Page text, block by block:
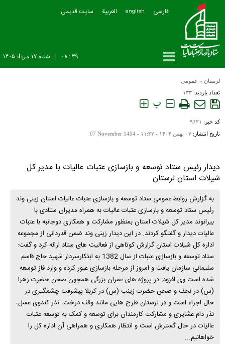
فارسی english العربیة سایت قدیمی
شنبه ۱۷ مرداد ۱۴۰۵ ۴۹ : ۰۸
لرستان » عمومی
تعداد بازدید: ۱۳۳
پ
کد خبر: ۹۶۲۱
تاریخ انتشار: ۰۷ بهمن ۱۴۰۴ - ۱۱:۳۲ - 07 November 1404
دیدار رئیس ستاد توسعه و بازسازی عتبات عالیات با مدیر کل
شیلات استان لرستان
به گزارش روابط عمومی ستاد توسعه و بازسازی عتبات عالیات استان زینی وند
رئیس ستاد توسعه و بازسازی عتبات عالیات به همراه مدیران ستادی با
بیرانوند مدیر کل شیلات استان بمنظور مشارکت و همکاری دوجانبه با عتبات
عالیات دیدار و گفتگو کردند. در این دیدار زینی وند ضمن قدردانی از مجموعه
اداره کل شیلات استان گزارش کوتاهی از فعالیت های ستاد ارائه کرد و گفت:
ستاد توسعه و بازسازی عتبات از سال 1382 به ابتکارسردار شهید حاج قاسم
سلیمانی سازمان یافت و امروز از مرحله بازسازی عبور کرده و وارد فاز توسعه
شده است وی افزود: در پروژه های عمران بزرگی همچون صحن حضرت زهرا
(س) در نجف و صحن حضرت زینب (س) در کربلا پیشرفت چشمگیری در
حال اجراء است و در لرستان طرح هایی مانند وقف درخت، نذر کندوی عسل،
نذر دام عشایری و مشارکت کارمندان برای توسعه و کمک به توسعه عتبات
عالیات در حال گسترش است و انتظار همکاری و همراهی آن اداره کل را
خواهانیم...